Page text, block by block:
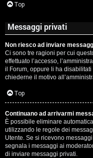
Top
Messaggi privati
Non riesco ad inviare
Ci sono tre ragioni per cui
effettuato l’accesso,
il Forum, oppure li ha disabilitati
chiederne il motivo
Top
Continuano ad arrivarmi
È possibile eliminare
utilizzando le regole dei
Utente. Se si ricevono
segnala i messaggi ai
di inviare messaggi privati​​.